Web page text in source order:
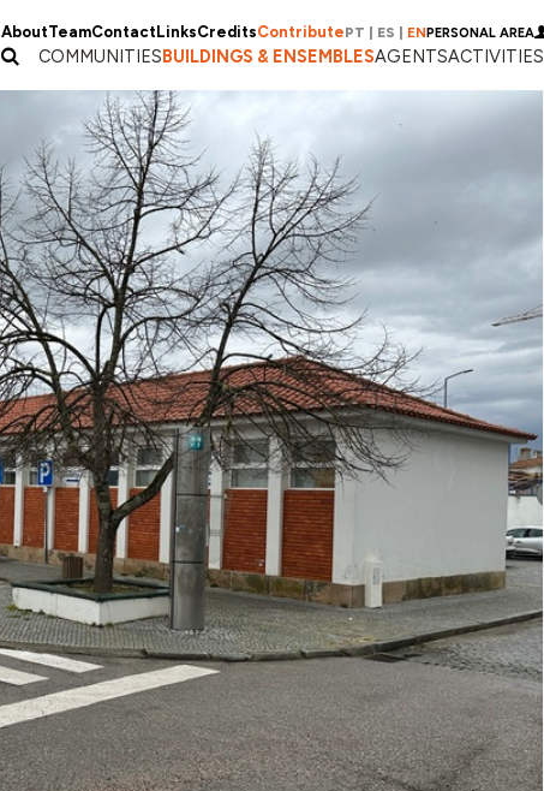
AboutTeamContactLinksCreditsContributePT ES ENPERSONAL AREA
COMMUNITIESBUILDINGS & ENSEMBLESAGENTSACTIVITIES